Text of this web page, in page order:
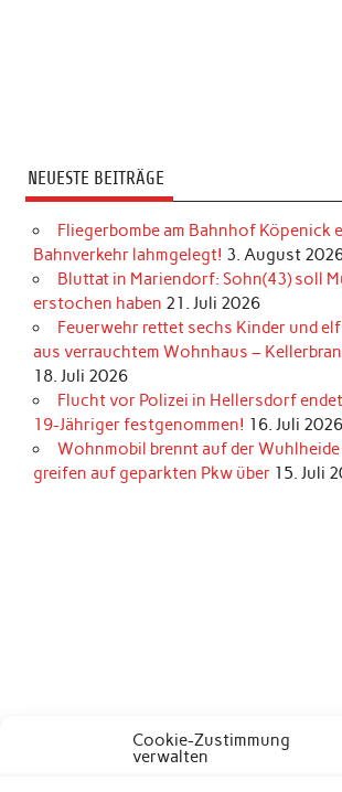
Cookie-Zustimmung
verwalten
NEUESTE BEITRÄGE
Fliegerbombe am Bahnhof Köpenick
Bahnverkehr lahmgelegt! 3. August
Bluttat in Mariendorf: Sohn(43) soll
erstochen haben 21. Juli 2026
Feuerwehr rettet sechs Kinder und
aus verrauchtem Wohnhaus –
18. Juli 2026
Flucht vor Polizei in Hellersdorf
19-Jähriger festgenommen! 16. Juli 2026
Wohnmobil brennt auf der Wuhlheide
greifen auf geparkten Pkw über 15. Juli